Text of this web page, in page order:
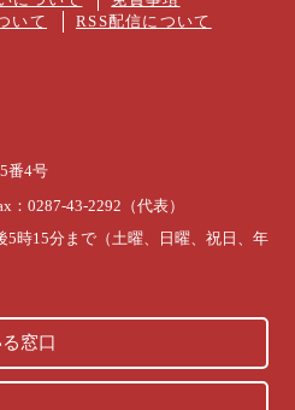
いて
RSS配信について
番4号
0287-43-2292（代表）
5時15分まで（土曜、日曜、祝日、年
窓口